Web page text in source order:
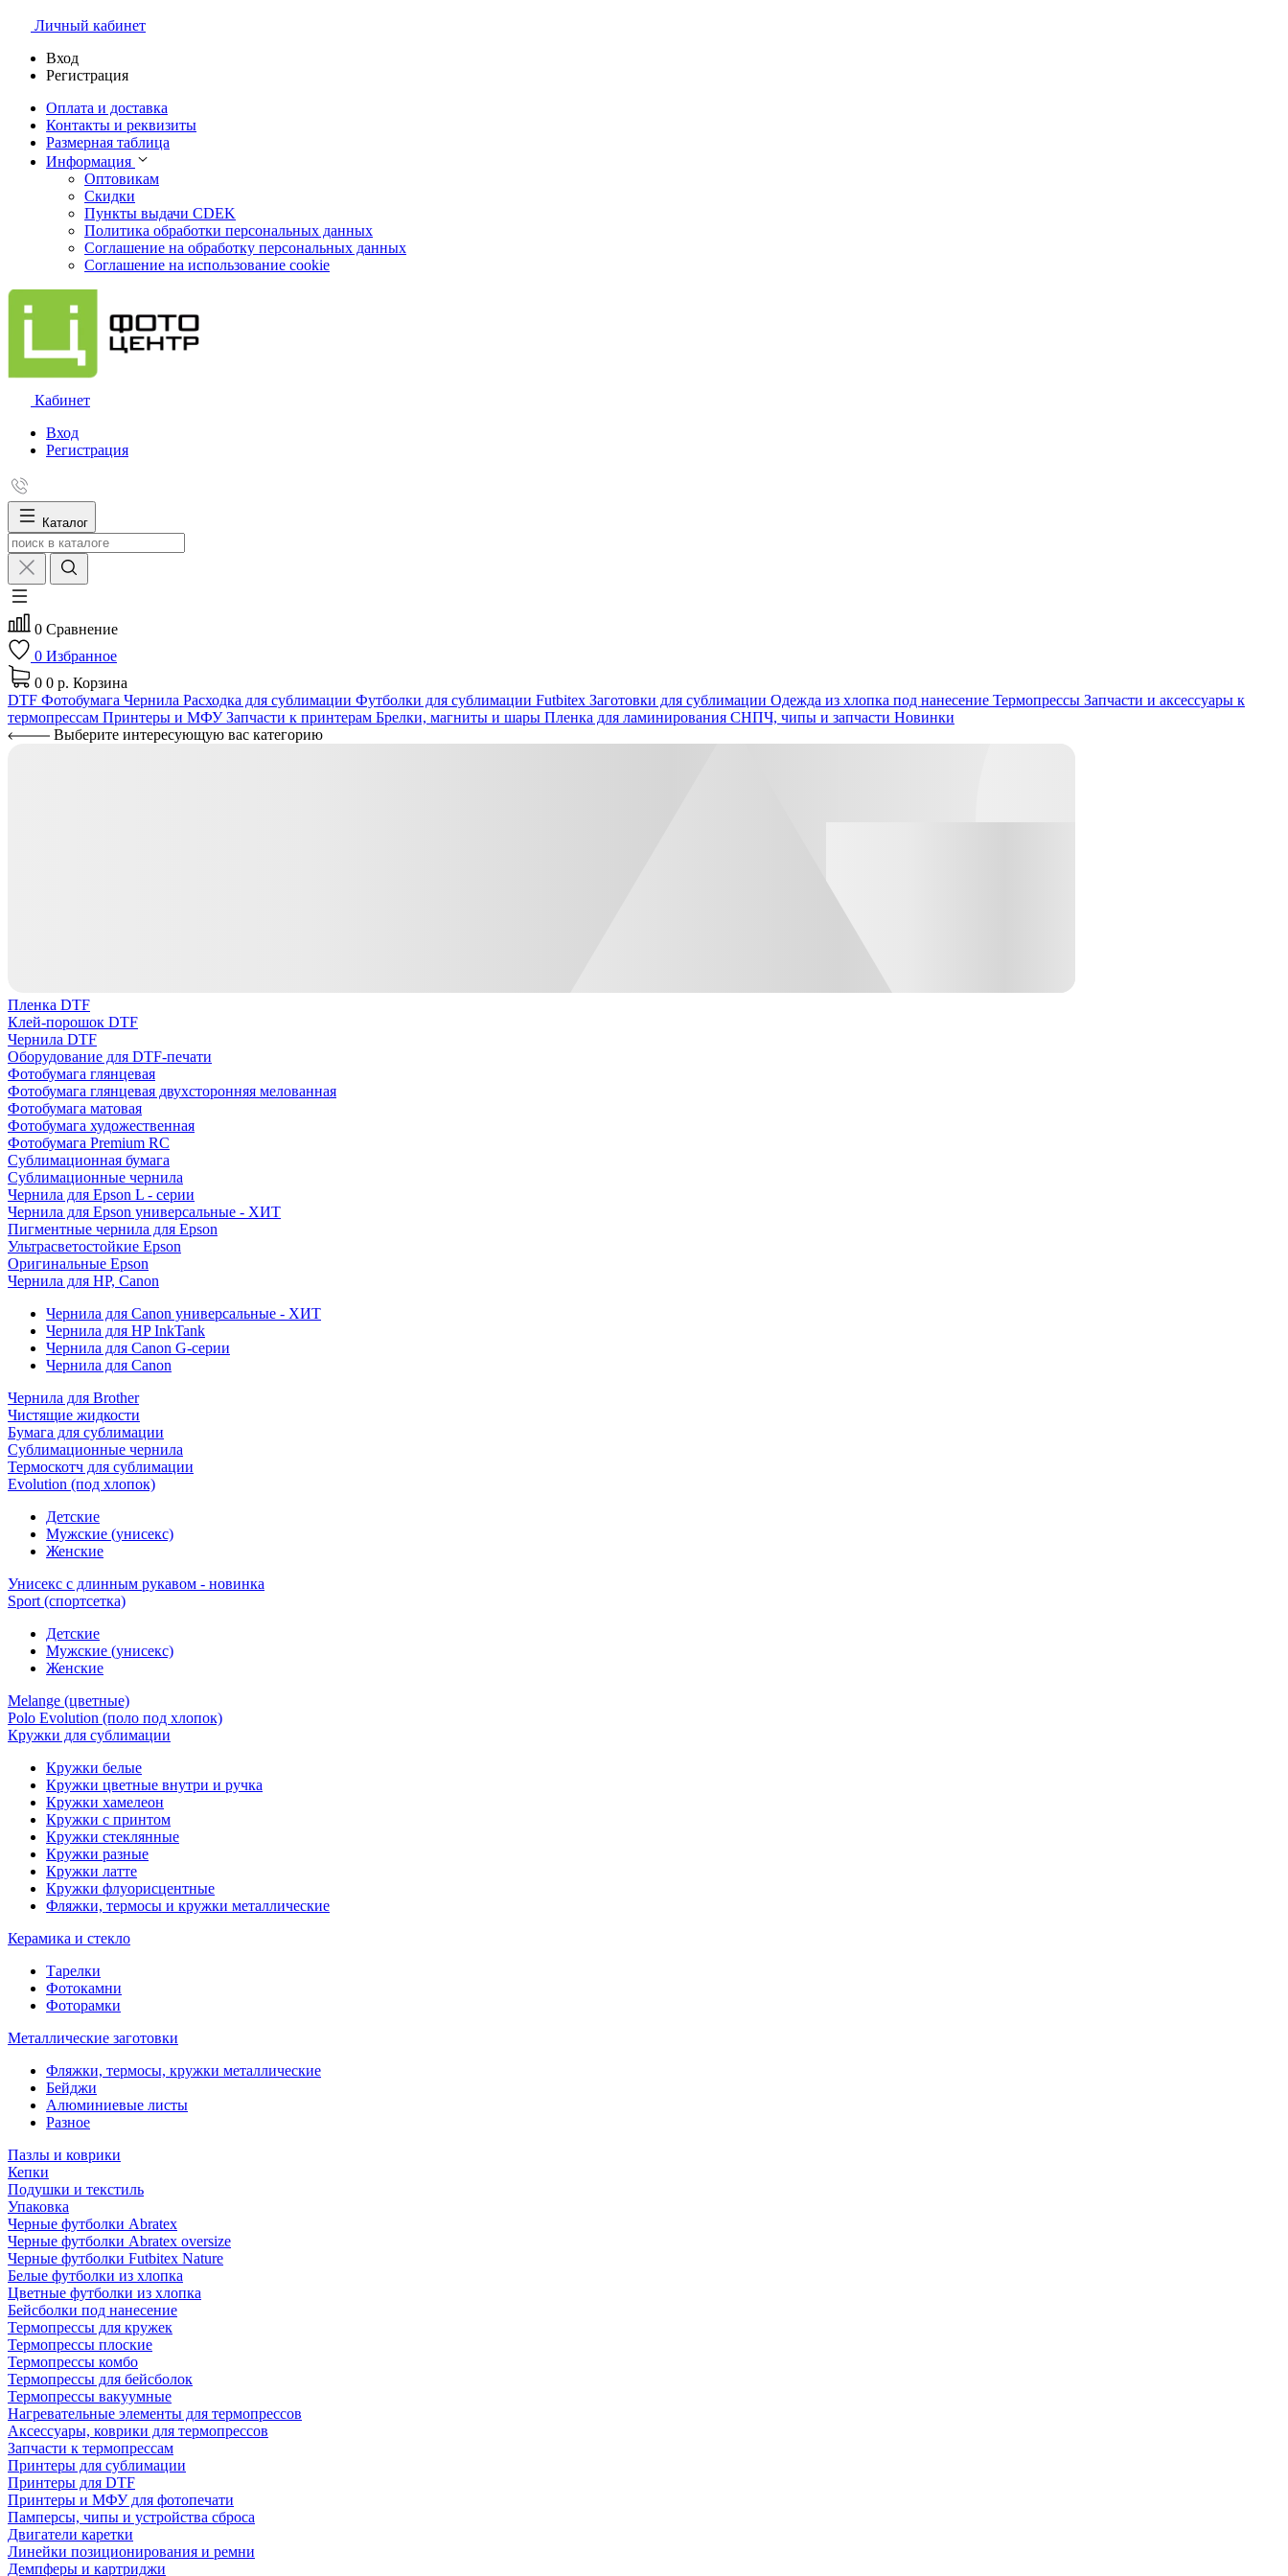
Личный кабинет
Вход
Регистрация
Оплата и доставка
Контакты и реквизиты
Размерная таблица
Информация
Оптовикам
Скидки
Пункты выдачи CDEK
Политика обработки персональных данных
Соглашение на обработку персональных данных
Соглашение на использование cookie
Кабинет
Вход
Регистрация
Каталог
0 Сравнение
0 Избранное
0 0 р. Корзина
DTF Фотобумага Чернила Расходка для сублимации Футболки для сублимации Futbitex Заготовки для сублимации Одежда из хлопка под нанесение Термопрессы Запчасти и аксессуары к
термопрессам Принтеры и МФУЗапчасти к принтерам Брелки, магниты и шары Пленка для ламинирования СНПЧ, чипы и запчасти Новинки
Выберите интересующую вас категорию
Пленка DTF
Клей-порошок DTF
Чернила DTF
Оборудование для DTF-печати
Фотобумага глянцевая
Фотобумага глянцевая двухсторонняя мелованная
Фотобумага матовая
Фотобумага художественная
Фотобумага Premium RC
Сублимационная бумага
Сублимационные чернила
Чернила для Epson L - серии
Чернила для Epson универсальные - ХИТ
Пигментные чернила для Epson
Ультрасветостойкие Epson
Оригинальные Epson
Чернила для HP, Canon
Чернила для Canon универсальные - ХИТ
Чернила для HP InkTank
Чернила для Canon G-серии
Чернила для Canon
Чернила для Brother
Чистящие жидкости
Бумага для сублимации
Сублимационные чернила
Термоскотч для сублимации
Evolution (под хлопок)
Детские
Мужские (унисекс)
Женские
Унисекс с длинным рукавом - новинка
Sport (спортсетка)
Детские
Мужские (унисекс)
Женские
Melange (цветные)
Polo Evolution (поло под хлопок)
Кружки для сублимации
Кружки белые
Кружки цветные внутри и ручка
Кружки хамелеон
Кружки c принтом
Кружки стеклянные
Кружки разные
Кружки латте
Кружки флуорисцентные
Фляжки, термосы и кружки металлические
Керамика и стекло
Тарелки
Фотокамни
Фоторамки
Металлические заготовки
Фляжки, термосы, кружки металлические
Бейджи
Алюминиевые листы
Разное
Пазлы и коврики
Кепки
Подушки и текстиль
Упаковка
Черные футболки Abratex
Черные футболки Abratex oversize
Черные футболки Futbitex Nature
Белые футболки из хлопка
Цветные футболки из хлопка
Бейсболки под нанесение
Термопрессы для кружек
Термопрессы плоские
Термопрессы комбо
Термопрессы для бейсболок
Термопрессы вакуумные
Нагревательные элементы для термопрессов
Аксессуары, коврики для термопрессов
Запчасти к термопрессам
Принтеры для сублимации
Принтеры для DTF
Принтеры и МФУ для фотопечати
Памперсы, чипы и устройства сброса
Двигатели каретки
Линейки позиционирования и ремни
Демпферы и картриджи